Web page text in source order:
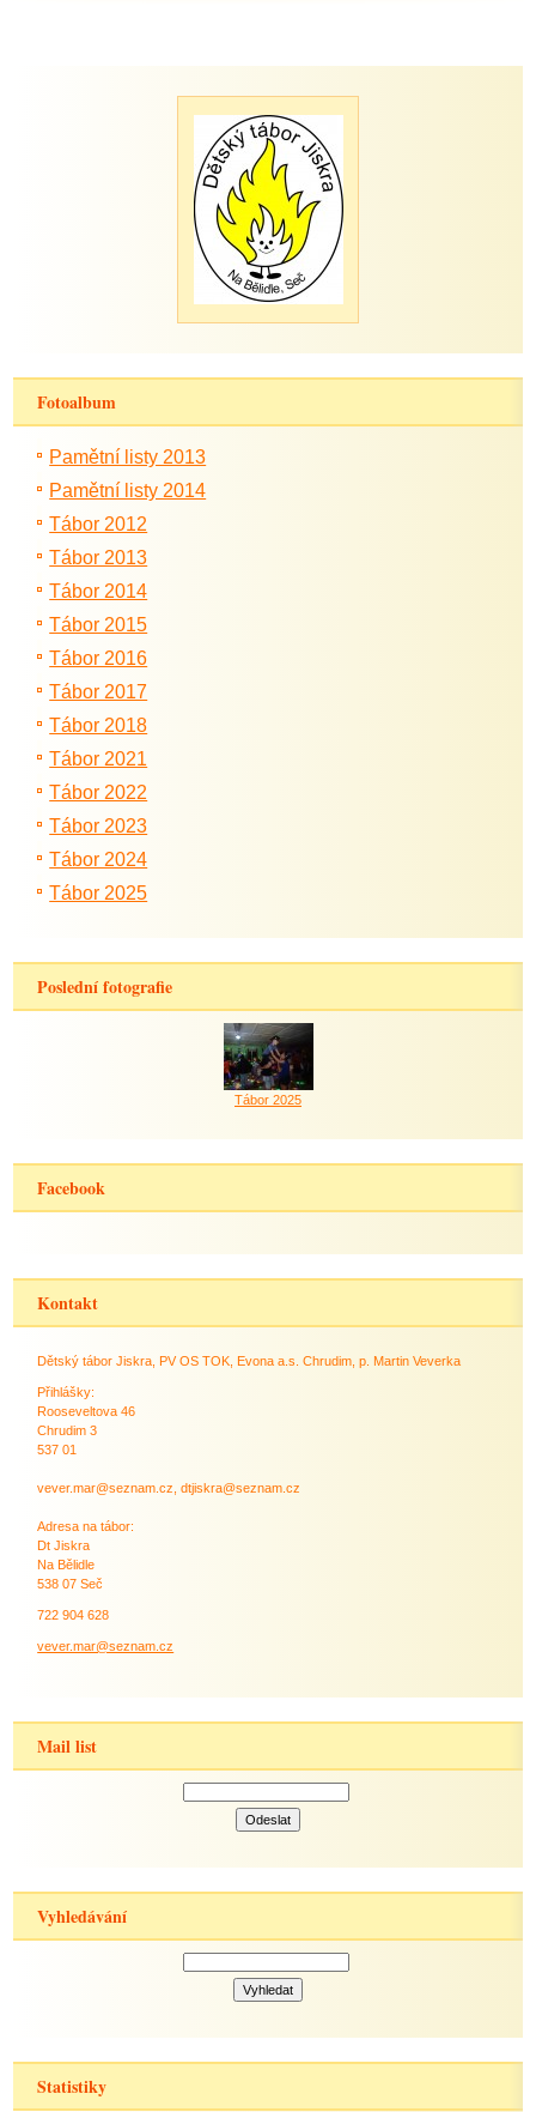
Fotoalbum
Pamětní listy 2013
Pamětní listy 2014
Tábor 2012
Tábor 2013
Tábor 2014
Tábor 2015
Tábor 2016
Tábor 2017
Tábor 2018
Tábor 2021
Tábor 2022
Tábor 2023
Tábor 2024
Tábor 2025
Poslední fotografie
Tábor 2025
Facebook
Kontakt
Dětský tábor Jiskra, PV OS TOK, Evona a.s. Chrudim, p. Martin Veverka
Přihlášky:
Rooseveltova 46
Chrudim 3
537 01
vever.mar@seznam.cz, dtjiskra@seznam.cz
Adresa na tábor:
Dt Jiskra
Na Bělidle
538 07 Seč
722 904 628
vever.mar@seznam.cz
Mail list
Vyhledávání
Statistiky